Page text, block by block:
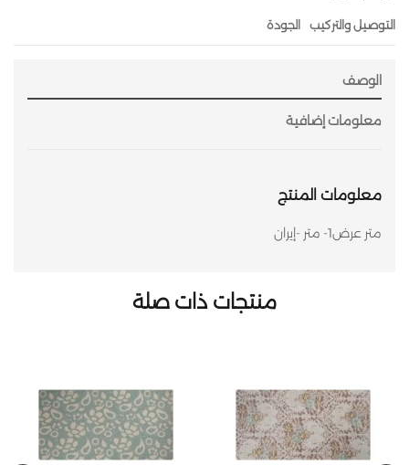
التوصيل والتركيب الجودة
الوصف
معلومات إضافية
معلومات المنتج
متر عرض1- متر -إيران
منتجات ذات صلة